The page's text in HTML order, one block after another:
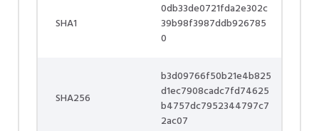
SHA1
0db33de0721fda2e302c
39b98f3987ddb926785
0
SHA256
b3d09766f50b21e4b825
d1ec7908cadc7fd74625
b4757dc7952344797c7
2ac07